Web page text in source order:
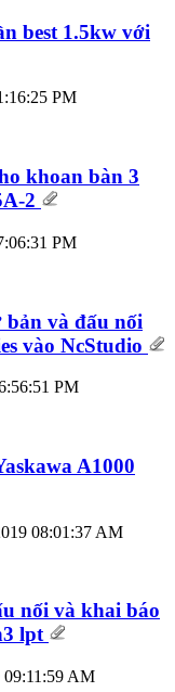
best 1.5kw với
PM
khoan bàn 3
2
PM
bản và đấu nối
vào NcStudio
PM
A1000
08:01:37 AM
nối và khai báo
lpt
09:11:59 AM